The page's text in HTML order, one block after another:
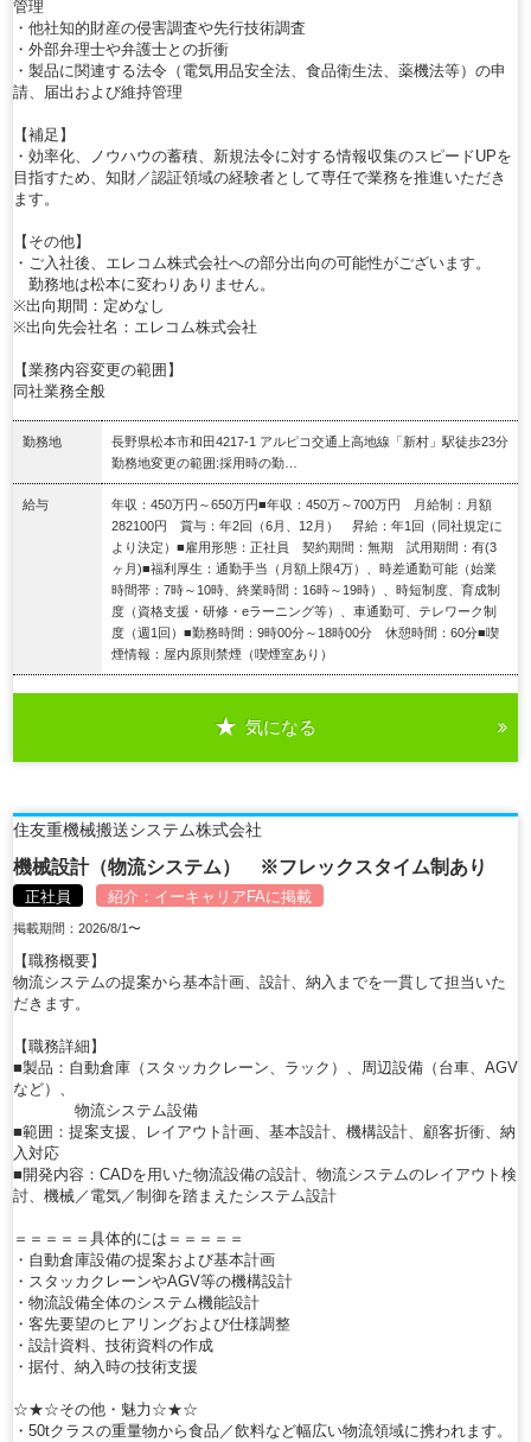
管理
・他社知的財産の侵害調査や先行技術調査
・外部弁理士や弁護士との折衝
・製品に関連する法令（電気用品安全法、食品衛生法、薬機法等）の申
請、届出および維持管理
【補足】
・効率化、ノウハウの蓄積、新規法令に対する情報収集のスピードUPを
目指すため、知財／認証領域の経験者として専任で業務を推進いただき
ます。
【その他】
・ご入社後、エレコム株式会社への部分出向の可能性がございます。
勤務地は松本に変わりありません。
※出向期間：定めなし
※出向先会社名：エレコム株式会社
【業務内容変更の範囲】
同社業務全般
勤務地
長野県松本市和田4217-1 アルピコ交通上高地線「新村」駅徒歩23分
勤務地変更の範囲:採用時の勤…
給与
年収：450万円～650万円■年収：450万～700万円 月給制：月額
282100円 賞与：年2回（6月、12月） 昇給：年1回（同社規定に
より決定）■雇用形態：正社員 契約期間：無期 試用期間：有(3
ヶ月)■福利厚生：通勤手当（月額上限4万）、時差通勤可能（始業
時間帯：7時～10時、終業時間：16時～19時）、時短制度、育成制
度（資格支援・研修・eラーニング等）、車通勤可、テレワーク制
度（週1回）■勤務時間：9時00分～18時00分 休憩時間：60分■喫
煙情報：屋内原則禁煙（喫煙室あり）
気になる
住友重機械搬送システム株式会社
機械設計（物流システム） ※フレックスタイム制あり
正社員 紹介： イーキャリアFAに掲載
掲載期間：2026/8/1〜
【職務概要】
物流システムの提案から基本計画、設計、納入までを一貫して担当いた
だきます。
【職務詳細】
■製品：自動倉庫（スタッカクレーン、ラック）、周辺設備（台車、AGV
など）、
物流システム設備
■範囲：提案支援、レイアウト計画、基本設計、機構設計、顧客折衝、納
入対応
■開発内容：CADを用いた物流設備の設計、物流システムのレイアウト検
討、機械／電気／制御を踏まえたシステム設計
＝＝＝＝＝具体的には＝＝＝＝＝
・自動倉庫設備の提案および基本計画
・スタッカクレーンやAGV等の機構設計
・物流設備全体のシステム機能設計
・客先要望のヒアリングおよび仕様調整
・設計資料、技術資料の作成
・据付、納入時の技術支援
☆★☆その他・魅力☆★☆
・50tクラスの重量物から食品／飲料など幅広い物流領域に携われます。